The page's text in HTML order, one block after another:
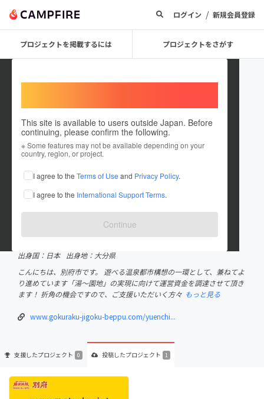
ログイン / 新規会員登録
プロジェクトを掲載するには プロジェクトをさがす
This site is available to users outside Japan. Before
continuing, please confirm the following.
※ Some features may not be available depending on your
country, region, or project.
I agree to the Terms of Use and Privacy Policy.
I agree to the International Support Terms.
Continue
UenchiProject
これまでに1件のプロジェクトを投稿しています
CAMPFIREクラウドファンディングアワード受賞履歴
出身国：日本
出身地：大分県
こんにちは、別府市です。 遊べる温泉都市構想の一環として、兼ねてよ
り進めています「湯〜園地」の実現に向けて運営資金を調達させて頂き
ます！ 折角の機会ですので、ご支援いただいく方々 もっと見る
www.gokuraku-jigoku-beppu.com/yuenchi...
支援したプロジェクト 0 投稿したプロジェクト 1